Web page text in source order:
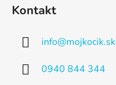
Kontakt
info@mojkocik.sk
0940 844 344